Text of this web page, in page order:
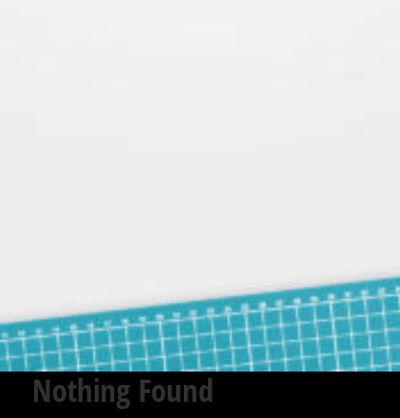
Nothing Found